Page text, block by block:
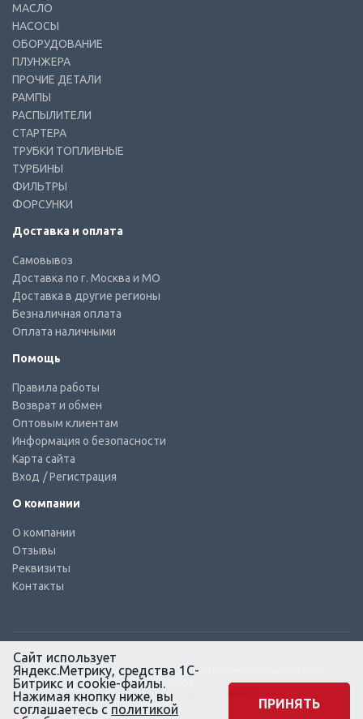
МАСЛО
НАСОСЫ
ОБОРУДОВАНИЕ
ПЛУНЖЕРА
ПРОЧИЕ ДЕТАЛИ
РАМПЫ
РАСПЫЛИТЕЛИ
СТАРТЕРА
ТРУБКИ ТОПЛИВНЫЕ
ТУРБИНЫ
ФИЛЬТРЫ
ФОРСУНКИ
Доставка и оплата
Самовывоз
Доставка по г. Москва и МО
Доставка в другие регионы
Безналичная оплата
Оплата наличными
Помощь
Правила работы
Возврат и обмен
Оптовым клиентам
Информация о безопасности
Карта сайта
Вход / Регистрация
О компании
О компании
Отзывы
Реквизиты
Контакты
© КТС-Дизель – Комплектующие к топливным системам
Все права защищены, 2003 – 2025
Согласие на обработку персональных данных
Сайт использует
Яндекс.Метрику, средства 1С-
Битрикс и cookie-файлы.
Нажимая кнопку ниже, вы
соглашаетесь с политикой
ПРИНЯТЬ